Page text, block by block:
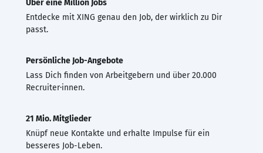
Über eine Million Jobs
Entdecke mit XING genau den Job, der wirklich zu Dir
passt.
Persönliche Job-Angebote
Lass Dich finden von Arbeitgebern und über 20.000
Recruiter·innen.
21 Mio. Mitglieder
Knüpf neue Kontakte und erhalte Impulse für ein
besseres Job-Leben.